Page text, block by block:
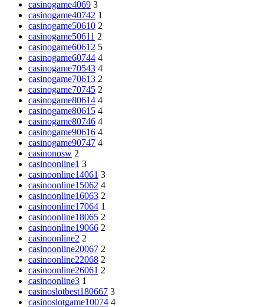
casinogame4069 3
casinogame40742 1
casinogame50610 2
casinogame50611 2
casinogame60612 5
casinogame60744 4
casinogame70543 4
casinogame70613 2
casinogame70745 2
casinogame80614 4
casinogame80615 4
casinogame80746 4
casinogame90616 4
casinogame90747 4
casinonosw 2
casinoonline1 3
casinoonline14061 3
casinoonline15062 4
casinoonline16063 2
casinoonline17064 1
casinoonline18065 2
casinoonline19066 2
casinoonline2 2
casinoonline20067 2
casinoonline22068 2
casinoonline26061 2
casinoonline3 1
casinoslotbest180667 3
casinoslotgame10074 4